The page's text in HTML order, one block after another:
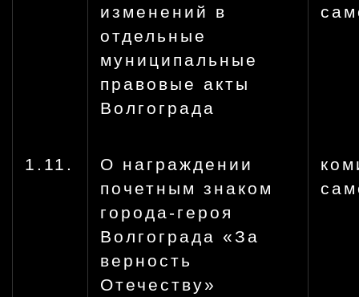
изменений в
отдельные
муниципальные
правовые акты
Волгограда
1.11.
О награждении
почетным знаком
города-героя
Волгограда «За
верность
Отечеству»